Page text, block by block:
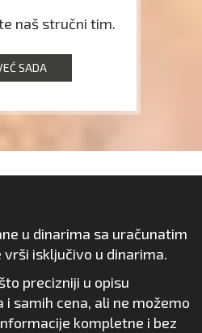
naš stručni tim.
SADA
u dinarima sa uračunatim
isključivo u dinarima.
precizniji u opisu
i samih cena, ali ne možemo
kompletne i bez